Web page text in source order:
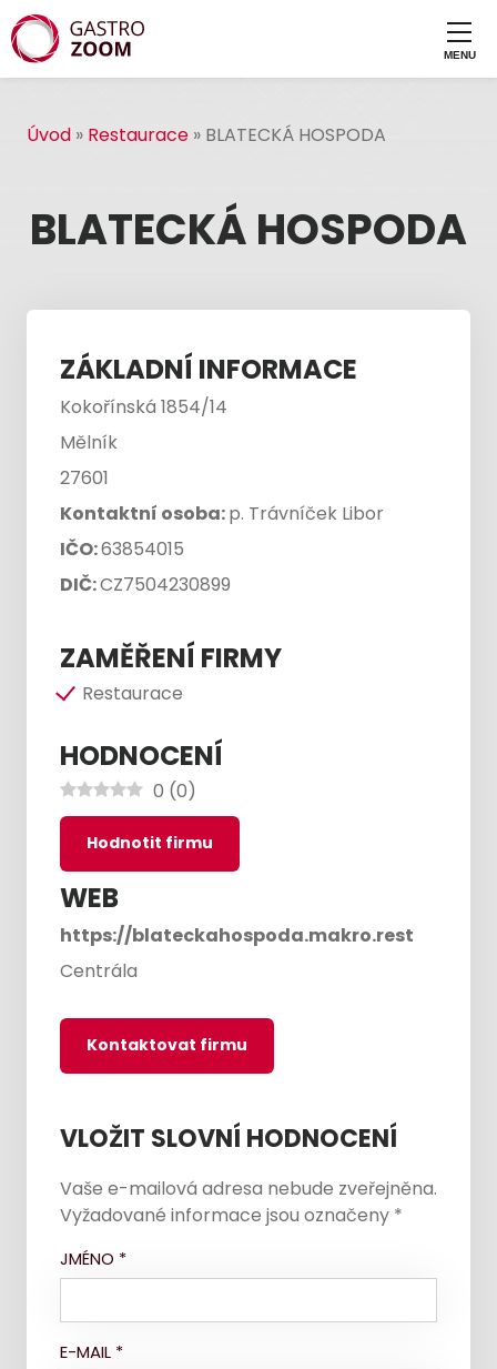
Úvod » Restaurace » BLATECKÁ HOSPODA
BLATECKÁ HOSPODA
ZÁKLADNÍ INFORMACE
Kokořínská 1854/14
Mělník
27601
Kontaktní osoba:p. Trávníček Libor
IČO:63854015
DIČ:CZ7504230899
ZAMĚŘENÍ FIRMY
Restaurace
HODNOCENÍ
0 (0)
Hodnotit firmu
WEB
https://blateckahospoda.makro.rest
Centrála
Kontaktovat firmu
VLOŽIT SLOVNÍ HODNOCENÍ
Vaše e-mailová adresa nebude zveřejněna.
Vyžadované informace jsou označeny *
JMÉNO *
E-MAIL *